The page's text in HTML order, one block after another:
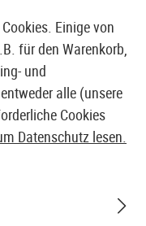
GROßHÄNDLER
Einige von
für den Warenkorb,
und
alle (unsere
Cookies
Datenschutz lesen.